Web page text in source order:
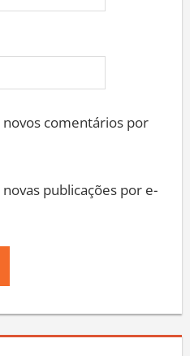
comentários por
publicações por e-